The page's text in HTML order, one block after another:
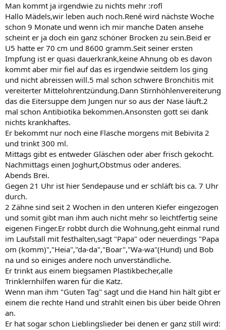
Man kommt ja irgendwie zu nichts mehr :rofl
Hallo Mädels,wir leben auch noch.René wird nächste Woche
schon 9 Monate und wenn ich mir manche Daten ansehe
scheint er ja doch ein ganz schöner Brocken zu sein.Beid er
U5 hatte er 70 cm und 8600 gramm.Seit seiner ersten
Impfung ist er quasi dauerkrank,keine Ahnung ob es davon
kommt aber mir fiel auf das es irgendwie seitdem los ging
und nicht abreissen will.5 mal schon schwere Bronchitis mit
vereiterter Mittelohrentzündung.Dann Stirnhöhlenvereiterung
das die Eitersuppe dem Jungen nur so aus der Nase läuft.2
mal schon Antibiotika bekommen.Ansonsten gott sei dank
nichts krankhaftes.
Er bekommt nur noch eine Flasche morgens mit Bebivita 2
und trinkt 300 ml.
Mittags gibt es entweder Gläschen oder aber frisch gekocht.
Nachmittags einen Joghurt,Obstmus oder anderes.
Abends Brei.
Gegen 21 Uhr ist hier Sendepause und er schläft bis ca. 7 Uhr
durch.
2 Zähne sind seit 2 Wochen in den unteren Kiefer eingezogen
und somit gibt man ihm auch nicht mehr so leichtfertig seine
eigenen Finger.Er robbt durch die Wohnung,geht einmal rund
im Laufstall mit festhalten,sagt "Papa" oder neuerdings "Papa
om (komm)","Heia","da-da","Boar","Wa-wa"(Hund) und Bob
na und so einiges andere noch unverständliche.
Er trinkt aus einem biegsamen Plastikbecher,alle
Trinklernhilfen waren für die Katz.
Wenn man ihm "Guten Tag" sagt und die Hand hin hält gibt er
einem die rechte Hand und strahlt einen bis über beide Ohren
an.
Er hat sogar schon Lieblingslieder bei denen er ganz still wird: